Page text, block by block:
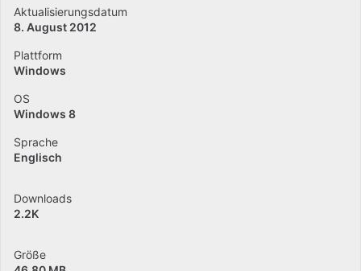
Aktualisierungsdatum
8. August 2012
Plattform
Windows
OS
Windows 8
Sprache
Englisch
Downloads
2.2K
Größe